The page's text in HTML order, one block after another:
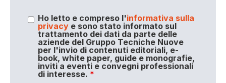
Ho letto e compreso l'informativa sulla
privacye sono stato informato sul
trattamento dei dati da parte delle
aziende del Gruppo Tecniche Nuove
per l'invio di contenuti editoriali, e-
book, white paper, guide e monografie,
inviti a eventi e convegni professionali
di interesse. *